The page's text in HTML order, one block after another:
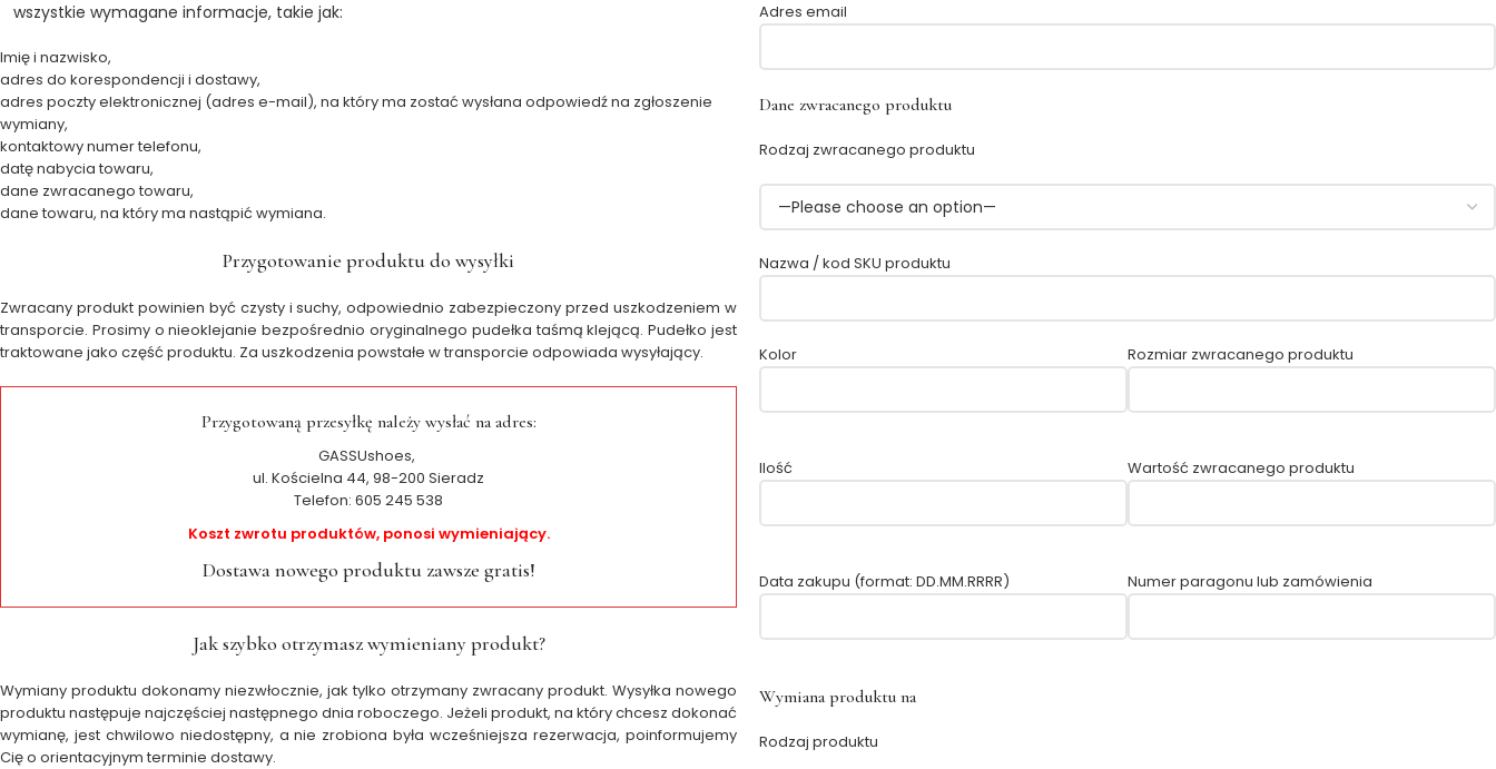
wszystkie wymagane informacje, takie jak:
Imię i nazwisko,
adres do korespondencji i dostawy,
adres poczty elektronicznej (adres e-mail), na który ma zostać wysłana odpowiedź na zgłoszenie
wymiany,
kontaktowy numer telefonu,
datę nabycia towaru,
dane zwracanego towaru,
dane towaru, na który ma nastąpić wymiana.
Przygotowanie produktu do wysyłki
Zwracany produkt powinien być czysty i suchy, odpowiednio zabezpieczony przed uszkodzeniem w
transporcie. Prosimy o nieoklejanie bezpośrednio oryginalnego pudełka taśmą klejącą. Pudełko jest
traktowane jako część produktu. Za uszkodzenia powstałe w transporcie odpowiada wysyłający.
Przygotowaną przesyłkę należy wysłać na adres:
GASSUshoes,
ul. Kościelna 44, 98-200 Sieradz
Telefon: 605 245 538
Koszt zwrotu produktów, ponosi wymieniający.
Dostawa nowego produktu zawsze gratis!
Jak szybko otrzymasz wymieniany produkt?
Wymiany produktu dokonamy niezwłocznie, jak tylko otrzymany zwracany produkt. Wysyłka nowego
produktu następuje najczęściej następnego dnia roboczego. Jeżeli produkt, na który chcesz dokonać
wymianę, jest chwilowo niedostępny, a nie zrobiona była wcześniejsza rezerwacja, poinformujemy
Cię o orientacyjnym terminie dostawy.
Adres email
Dane zwracanego produktu
Rodzaj zwracanego produktu
Nazwa / kod SKU produktu
Kolor Rozmiar zwracanego produktu
Ilość Wartość zwracanego produktu
Data zakupu (format: DD.MM.RRRR) Numer paragonu lub zamówienia
Wymiana produktu na
Rodzaj produktu